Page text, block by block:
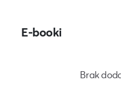
E-booki
Brak